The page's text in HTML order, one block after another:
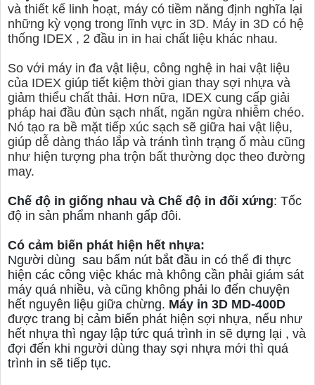
và thiết kế linh hoạt, máy có tiềm năng định nghĩa lại
những kỳ vọng trong lĩnh vực in 3D. Máy in 3D có hệ
thống IDEX , 2 đầu in in hai chất liệu khác nhau.
So với máy in đa vật liệu, công nghệ in hai vật liệu
của IDEX giúp tiết kiệm thời gian thay sợi nhựa và
giảm thiểu chất thải. Hơn nữa, IDEX cung cấp giải
pháp hai đầu đùn sạch nhất, ngăn ngừa nhiễm chéo.
Nó tạo ra bề mặt tiếp xúc sạch sẽ giữa hai vật liệu,
giúp dễ dàng tháo lắp và tránh tình trạng ố màu cũng
như hiện tượng pha trộn bất thường dọc theo đường
may.
Chế độ in giống nhau và Chế độ in đối xứng: Tốc
độ in sản phẩm nhanh gấp đôi.
Có cảm biến phát hiện hết nhựa:
Người dùng sau bấm nút bắt đầu in có thể đi thực
hiện các công việc khác mà không cần phải giám sát
máy quá nhiều, và cũng không phải lo đến chuyện
hết nguyên liệu giữa chừng. Máy in 3D MD-400D
được trang bị cảm biến phát hiện sợi nhựa, nếu như
hết nhựa thì ngay lập tức quá trình in sẽ dựng lại , và
đợi đến khi người dùng thay sợi nhựa mới thì quá
trình in sẽ tiếp tục.